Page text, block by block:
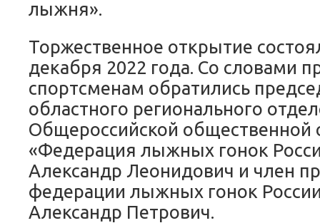
лыжня».
Торжественное открытие
декабря 2022 года. Со словами
спортсменам обратились
областного регионального
Общероссийской общественной
«Федерация лыжных гонок
Александр Леонидович и член
федерации лыжных гонок
Александр Петрович.